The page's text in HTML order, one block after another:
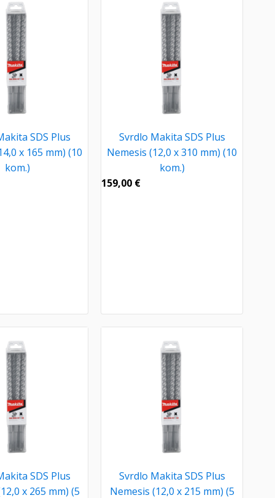
SDS Plus
x 165 mm) (10
kom.)
Svrdlo Makita SDS Plus
Nemesis (12,0 x 310 mm) (10
kom.)
159,00 €
SDS Plus
x 265 mm) (5
Svrdlo Makita SDS Plus
Nemesis (12,0 x 215 mm) (5